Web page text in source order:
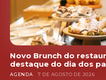
Novo Brunch do
destaque do dia dos
AGENDA 7 DE AGOSTO DE 2026